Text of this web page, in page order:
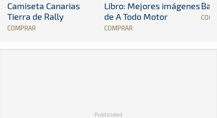
Camiseta Canarias
Tierra de Rally
COMPRAR
Libro: Mejores imágenes
de A Todo Motor
COMPRAR
Publicidad